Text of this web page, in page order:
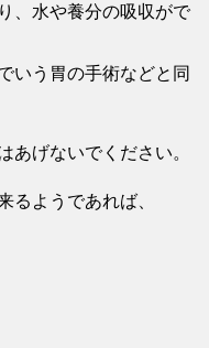
、水や養分の吸収がで
いう胃の手術などと同
あげないでください。
るようであれば、